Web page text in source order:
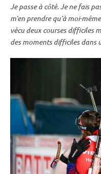
Je passe à côté. Je ne fais
m’en prendre qu’à moi-
vécu deux courses difficiles
des moments difficiles dans